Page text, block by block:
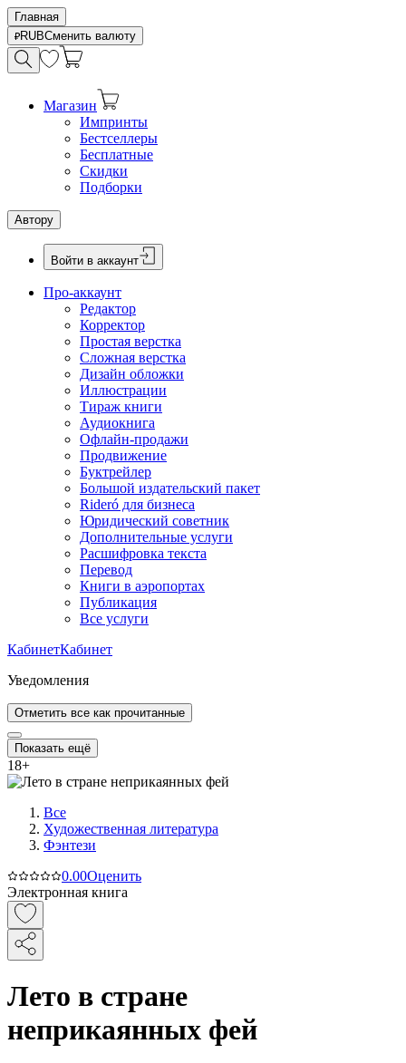
Главная
RUBСменить валюту
Магазин
Импринты
Бестселлеры
Бесплатные
Скидки
Подборки
Автору
Войти в аккаунт
Про-аккаунт
Редактор
Корректор
Простая верстка
Сложная верстка
Дизайн обложки
Иллюстрации
Тираж книги
Аудиокнига
Офлайн-продажи
Продвижение
Буктрейлер
Большой издательский пакет
Rideró для бизнеса
Юридический советник
Дополнительные услуги
Расшифровка текста
Перевод
Книги в аэропортах
Публикация
Все услуги
КабинетКабинет
Уведомления
Отметить все как прочитанные
Показать ещё
18+
Все
Художественная литература
Фэнтези
0.00Оценить
Электронная книга
Лето в стране
неприкаянных фей